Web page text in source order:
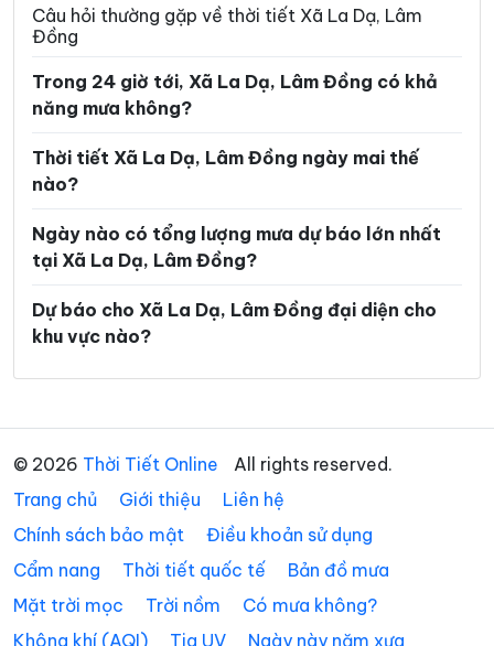
Xã Đam Rông 2 Xã Đam Rông 3
Xã Đam Rông 4 Xã Di Linh
Xã Đinh Trang Thượng
Xã Đơn Dương Xã Đông Giang
Xã Đồng Kho
Xã Đức Lập Xã Đức Linh
Xã Đức Trọng
Xã Hàm Kiệm Xã Hàm Liêm
Xã Hòa Bắc Xã Hòa Ninh
Xã Hòa Thắng Xã Ka Đô
Xã Kiến Đức Xã Krông Nô
Xã Lạc Dương
Câu hỏi thường gặp về thời tiết Xã La Dạ, Lâm
Đồng
Trong 24 giờ tới, Xã La Dạ, Lâm Đồng có khả
năng mưa không?
Thời tiết Xã La Dạ, Lâm Đồng ngày mai thế
nào?
Ngày nào có tổng lượng mưa dự báo lớn nhất
tại Xã La Dạ, Lâm Đồng?
Dự báo cho Xã La Dạ, Lâm Đồng đại diện cho
khu vực nào?
© 2026 Thời Tiết Online
All rights reserved.
Trang chủ
Giới thiệu
Liên hệ
Chính sách bảo mật
Điều khoản sử dụng
Cẩm nang
Thời tiết quốc tế
Bản đồ mưa
Mặt trời mọc
Trời nồm
Có mưa không?
Không khí (AQI)
Tia UV Ngày này năm xưa